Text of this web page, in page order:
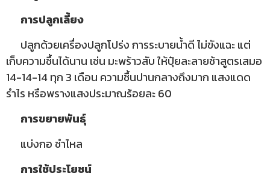
การปลูกเลี้ยง
ปลูกด้วยเครื่องปลูกโปร่ง การระบายน้ำดี ไม่ขังแฉะ แต่
เก็บความชื้นได้นาน เช่น มะพร้าวสับ ให้ปุ๋ยละลายช้าสูตรเสมอ
14-14-14 ทุก 3 เดือน ความชื้นปานกลางถึงมาก แสงแดด
รำไร หรือพรางแสงประมาณร้อยละ 60
การขยายพันธุ์
แบ่งกอ ชำไหล
การใช้ประโยชน์